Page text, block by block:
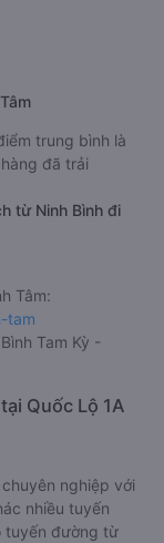
trung bình là
đã trải
từ Ninh Bình đi
Tâm:
tam
Tam Kỳ -
Quốc Lộ 1A
nghiệp với
nhiều tuyến
tuyến đường từ